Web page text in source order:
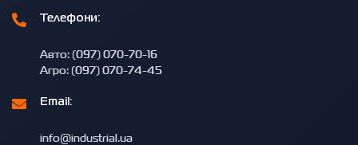
Телефони:
Авто: (097) 070-70-16
Агро: (097) 070-74-45
Email:
info@industrial.ua